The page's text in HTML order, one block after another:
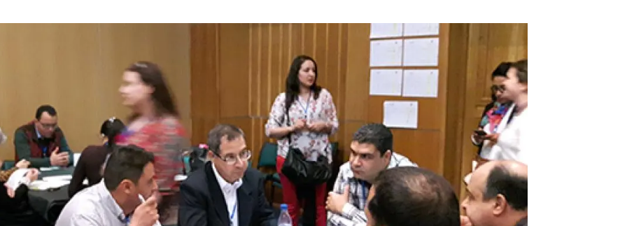
Vine de visitant o sabàtic
Desenvolupament de carrera
Seminaris i activitats internes
T’oferim formació
Canvi global
Funcionament dels ecosistemes
Observació de la terra